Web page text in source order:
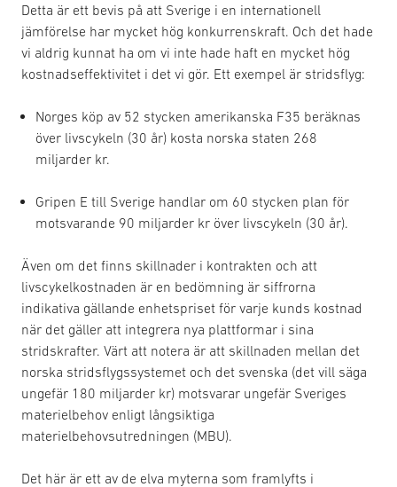
Detta är ett bevis på att Sverige i en internationell
jämförelse har mycket hög konkurrenskraft. Och det hade
vi aldrig kunnat ha om vi inte hade haft en mycket hög
kostnadseffektivitet i det vi gör. Ett exempel är stridsflyg:
Norges köp av 52 stycken amerikanska F35 beräknas
över livscykeln (30 år) kosta norska staten 268
miljarder kr.
Gripen E till Sverige handlar om 60 stycken plan för
motsvarande 90 miljarder kr över livscykeln (30 år).
Även om det finns skillnader i kontrakten och att
livscykelkostnaden är en bedömning är siffrorna
indikativa gällande enhetspriset för varje kunds kostnad
när det gäller att integrera nya plattformar i sina
stridskrafter. Värt att notera är att skillnaden mellan det
norska stridsflygssystemet och det svenska (det vill säga
ungefär 180 miljarder kr) motsvarar ungefär Sveriges
materielbehov enligt långsiktiga
materielbehovsutredningen (MBU).
Det här är ett av de elva myterna som framlyfts i